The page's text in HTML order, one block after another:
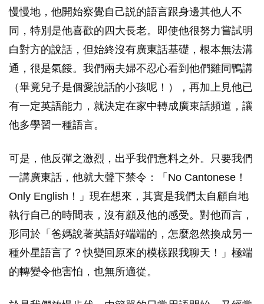
慢慢地，他開始察覺自己説的語言跟身邊其他人不
同，特別是他喜歡的四大長老。即使他很努力嘗試明
白對方的說話，但始終沒有廣東話基礎，根本無法溝
通，很是氣餒。我們兩夫婦不忍心看到他們雞同鴨講
（畢竟兒子是個愛說話的小孩呢！），再加上見他已
有一定英語能力，就決定在家中轉成廣東話頻道，讓
他多學習一種語言。
可是，他反彈之激烈，出乎我們意料之外。只要我們
一講廣東話，他就大聲下禁令：「No Cantonese！
Only English！」現在想來，其實是我們太自顧自地
執行自己的時間表，沒有顧及他的感受。對他而言，
形同於「爸媽說著英語好端端的，怎麼忽然換成另一
種外星語言了？快變回原來的模樣跟我聊天！」極端
的轉變令他害怕，也無所適從。